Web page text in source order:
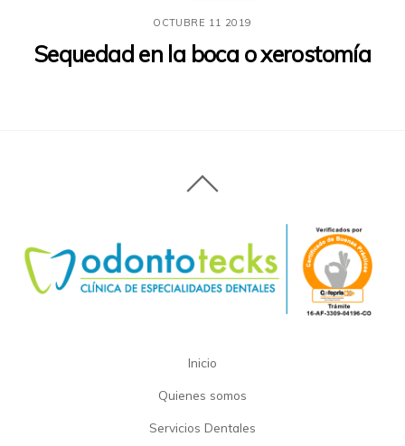
OCTUBRE 11 2019
Sequedad en la boca o xerostomía
Inicio
Quienes somos
Servicios Dentales